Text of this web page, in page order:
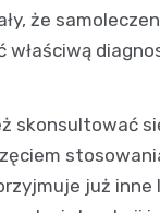
że
właściwą
skonsultować
już inne